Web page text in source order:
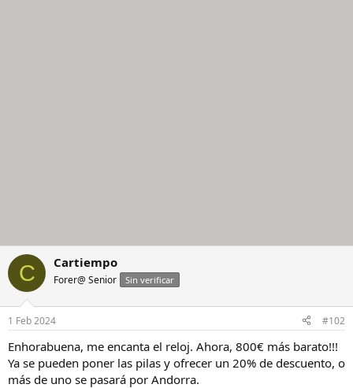
C Cartiempo
Forer@ Senior Sin verificar
1 Feb 2024 #102
Enhorabuena, me encanta el reloj. Ahora, 800€ más barato!!!
Ya se pueden poner las pilas y ofrecer un 20% de descuento, o
más de uno se pasará por Andorra.